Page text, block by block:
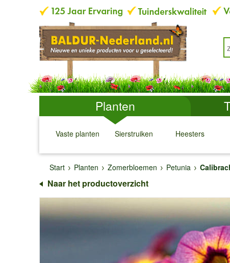
Planten
Vaste planten
↓
Sierstruiken
↓
Heesters
↓ ↓
Start
Planten Zomerbloemen Petunia
Naar het productoverzicht